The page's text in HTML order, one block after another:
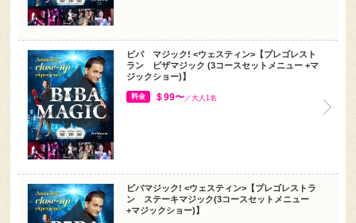
ビバ マジック! <ウェスティン>【プレゴレスト
ラン ピザマジック (3コースセットメニュー +マ
ジックショー)】
料金 ＄99〜／大人1名
ビバマジック! <ウェスティン>【プレゴレストラ
ン ステーキマジック(3コースセットメニュー
+マジックショー)】